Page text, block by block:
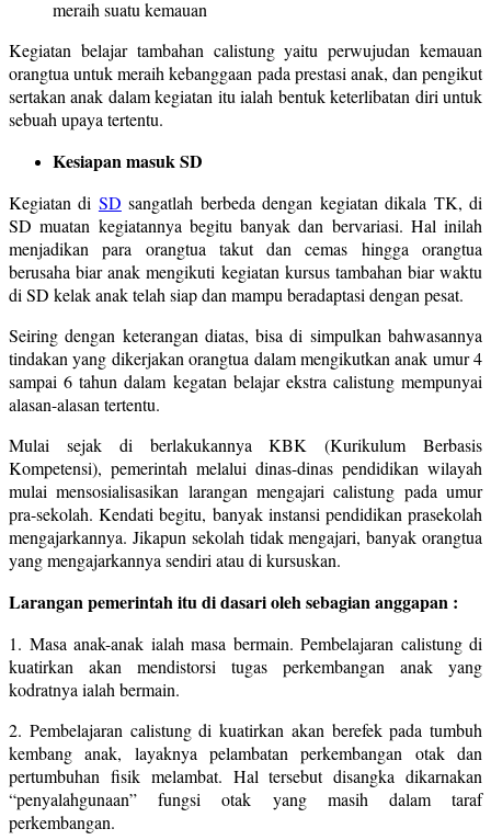
meraih suatu kemauan
Kegiatan belajar tambahan calistung yaitu perwujudan kemauan
orangtua untuk meraih kebanggaan pada prestasi anak, dan pengikut
sertakan anak dalam kegiatan itu ialah bentuk keterlibatan diri untuk
sebuah upaya tertentu.
Kesiapan masuk SD
Kegiatan di SD sangatlah berbeda dengan kegiatan dikala TK, di
SD muatan kegiatannya begitu banyak dan bervariasi. Hal inilah
menjadikan para orangtua takut dan cemas hingga orangtua
berusaha biar anak mengikuti kegiatan kursus tambahan biar waktu
di SD kelak anak telah siap dan mampu beradaptasi dengan pesat.
Seiring dengan keterangan diatas, bisa di simpulkan bahwasannya
tindakan yang dikerjakan orangtua dalam mengikutkan anak umur 4
sampai 6 tahun dalam kegatan belajar ekstra calistung mempunyai
alasan-alasan tertentu.
Mulai sejak di berlakukannya KBK (Kurikulum Berbasis
Kompetensi), pemerintah melalui dinas-dinas pendidikan wilayah
mulai mensosialisasikan larangan mengajari calistung pada umur
pra-sekolah. Kendati begitu, banyak instansi pendidikan prasekolah
mengajarkannya. Jikapun sekolah tidak mengajari, banyak orangtua
yang mengajarkannya sendiri atau di kursuskan.
Larangan pemerintah itu di dasari oleh sebagian anggapan :
1. Masa anak-anak ialah masa bermain. Pembelajaran calistung di
kuatirkan akan mendistorsi tugas perkembangan anak yang
kodratnya ialah bermain.
2. Pembelajaran calistung di kuatirkan akan berefek pada tumbuh
kembang anak, layaknya pelambatan perkembangan otak dan
pertumbuhan fisik melambat. Hal tersebut disangka dikarnakan
“penyalahgunaan” fungsi otak yang masih dalam taraf
perkembangan.